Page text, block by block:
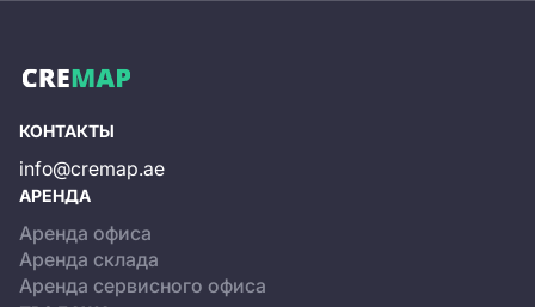
КОНТАКТЫ
info@cremap.ae
АРЕНДА
Аренда офиса
Аренда склада
Аренда сервисного офиса